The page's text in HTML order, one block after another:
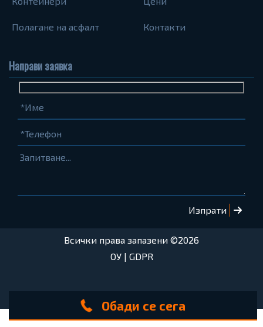
Полагане на асфалт Контакти
Направи заявка
Име
(задължително)
Телефон
(задължително)
Запитване...
Всички права запазени ©2026
ОУ| GDPR
Обади се сега